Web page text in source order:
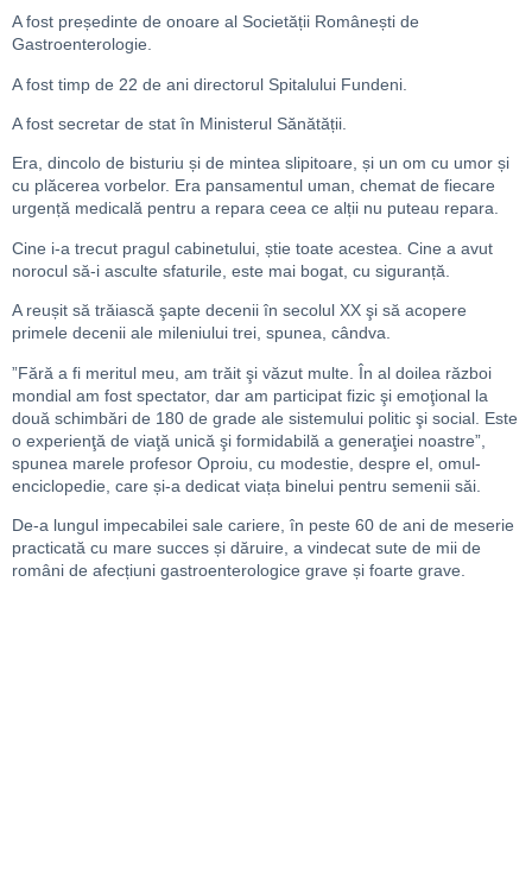
A fost președinte de onoare al Societății Românești de
Gastroenterologie.
A fost timp de 22 de ani directorul Spitalului Fundeni.
A fost secretar de stat în Ministerul Sănătății.
Era, dincolo de bisturiu și de mintea slipitoare, și un om cu umor și
cu plăcerea vorbelor. Era pansamentul uman, chemat de fiecare
urgență medicală pentru a repara ceea ce alții nu puteau repara.
Cine i-a trecut pragul cabinetului, știe toate acestea. Cine a avut
norocul să-i asculte sfaturile, este mai bogat, cu siguranță.
A reușit să trăiască şapte decenii în secolul XX şi să acopere
primele decenii ale mileniului trei, spunea, cândva.
”Fără a fi meritul meu, am trăit şi văzut multe. În al doilea război
mondial am fost spectator, dar am participat fizic şi emoţional la
două schimbări de 180 de grade ale sistemului politic şi social. Este
o experienţă de viaţă unică şi formidabilă a generaţiei noastre”,
spunea marele profesor Oproiu, cu modestie, despre el, omul-
enciclopedie, care și-a dedicat viața binelui pentru semenii săi.
De-a lungul impecabilei sale cariere, în peste 60 de ani de meserie
practicată cu mare succes și dăruire, a vindecat sute de mii de
români de afecțiuni gastroenterologice grave și foarte grave.